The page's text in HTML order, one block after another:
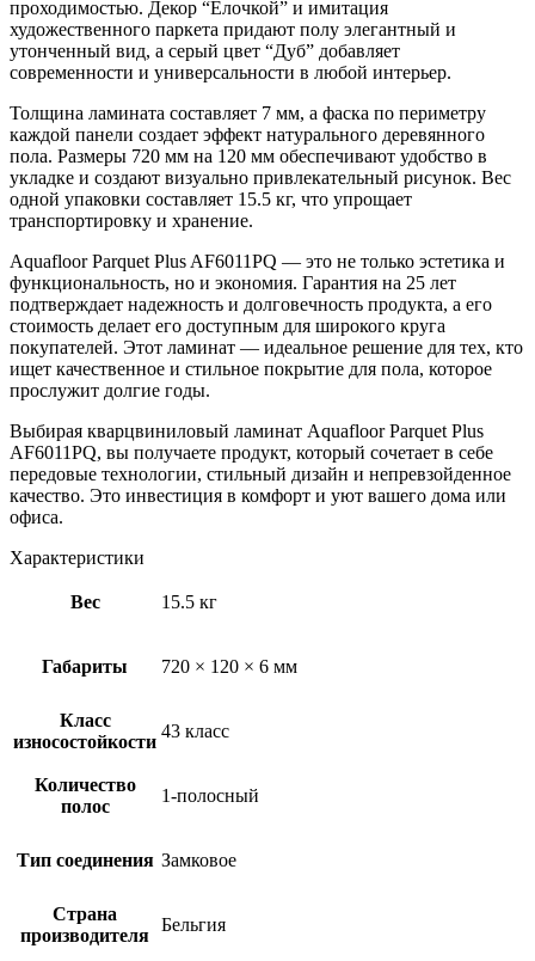
проходимостью. Декор “Елочкой” и имитация
художественного паркета придают полу элегантный и
утонченный вид, а серый цвет “Дуб” добавляет
современности и универсальности в любой интерьер.
Толщина ламината составляет 7 мм, а фаска по периметру
каждой панели создает эффект натурального деревянного
пола. Размеры 720 мм на 120 мм обеспечивают удобство в
укладке и создают визуально привлекательный рисунок. Вес
одной упаковки составляет 15.5 кг, что упрощает
транспортировку и хранение.
Aquafloor Parquet Plus AF6011PQ — это не только эстетика и
функциональность, но и экономия. Гарантия на 25 лет
подтверждает надежность и долговечность продукта, а его
стоимость делает его доступным для широкого круга
покупателей. Этот ламинат — идеальное решение для тех, кто
ищет качественное и стильное покрытие для пола, которое
прослужит долгие годы.
Выбирая кварцвиниловый ламинат Aquafloor Parquet Plus
AF6011PQ, вы получаете продукт, который сочетает в себе
передовые технологии, стильный дизайн и непревзойденное
качество. Это инвестиция в комфорт и уют вашего дома или
офиса.
Характеристики
Вес 15.5 кг
Габариты 720 × 120 × 6 мм
Класс
износостойкости
43 класс
Количество
полос
1-полосный
Тип соединения Замковое
Страна
производителя
Бельгия